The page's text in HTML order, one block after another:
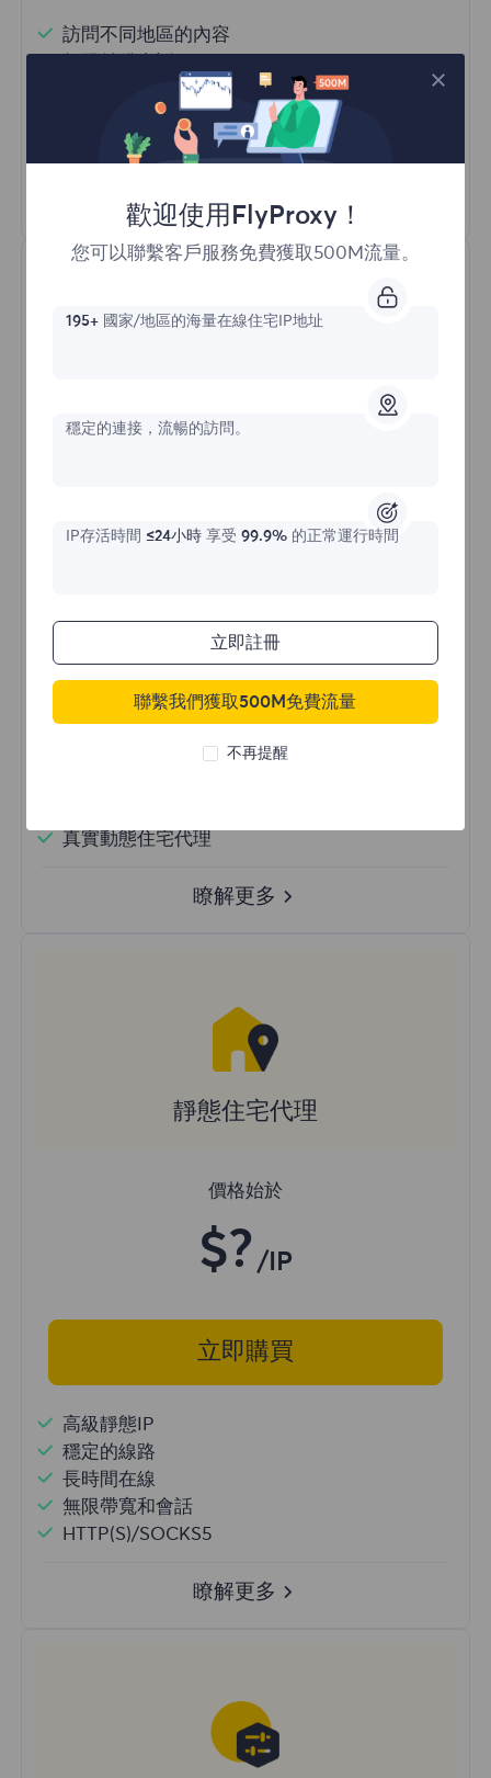
訪問不同地區的內容
一億+ 優質住宅代理
自動代理輪換
HTTP(S)/SOCKS5
瞭解更多
不限流量住宅代理
$?
立即購買
真實動態住宅代理
瞭解更多
靜態住宅代理
價格始於
$? /IP
立即購買
高級靜態IP
穩定的線路
長時間在線
無限帶寬和會話
HTTP(S)/SOCKS5
瞭解更多
歡迎使用FlyProxy！
您可以聯繫客戶服務免費獲取500M流量。
195+國家/地區的海量在線住宅IP地址
穩定的連接，流暢的訪問。
IP存活時間 ≤24小時享受 99.9%的正常運行時間
立即註冊
聯繫我們獲取500M免費流量
不再提醒